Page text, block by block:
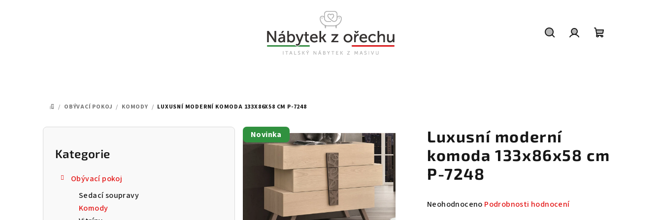
DOMŮ
/ OBÝVACÍ POKOJ / KOMODY / LUXUSNÍ MODERNÍ KOMODA 133X86X58 CM P-7248
P
Přeskočit
kategorie
Kategorie
Obývací pokoj
Sedací soupravy
Komody
Luxusní moderní
komoda 133x86x58 cm
P-7248
Průměrné
Neohodnoceno Podrobnosti hodnocení
Novinka